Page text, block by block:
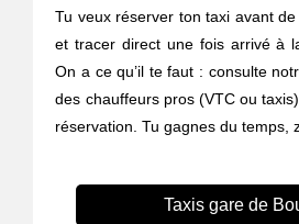
Tu veux réserver ton taxi avant
et tracer direct une fois arrivé à
On a ce qu’il te faut : consulte
des chauffeurs pros (VTC ou
réservation. Tu gagnes du temps,
Taxis gare de